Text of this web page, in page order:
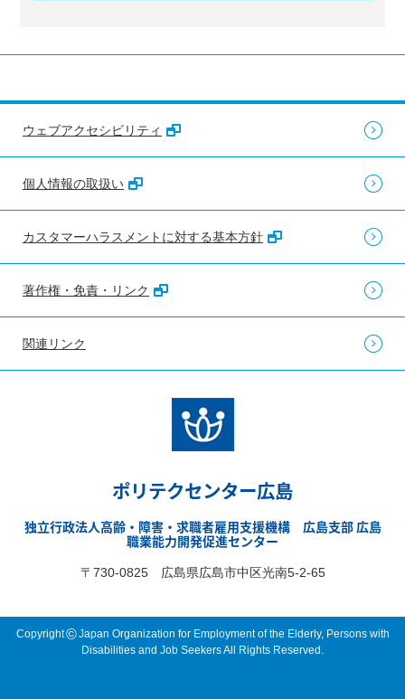
ウェブアクセシビリティ
個人情報の取扱い
カスタマーハラスメントに対する基本方針
著作権・免責・リンク
関連リンク
ポリテクセンター広島
独立行政法人高齢・障害・求職者雇用支援機構 広島支部 広島
職業能力開発促進センター
〒730-0825 広島県広島市中区光南5-2-65
Copyright©Japan Organization for Employment of the Elderly, Persons with
Disabilities and Job Seekers All Rights Reserved.